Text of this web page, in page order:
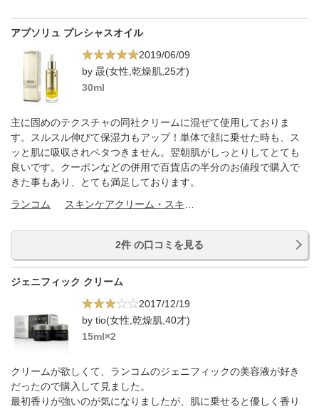
アプソリュ プレシャスオイル
2019/06/09
by 晸(女性,乾燥肌,25才)
30ml
主に固めのテクスチャの同社クリームに混ぜて使用しておりま
す。スルスル伸びて保湿力もアップ！単体で顔に乗せた時も、ス
ッと肌に吸収されベタつきません。翌朝肌がしっとりしてとても
良いです。クーポンなどの併用で百貨店の半分のお値段で購入で
きた事もあり、とても満足しております。
ランコム
2件 の口コミを見る
ジェニフィック クリーム
2017/12/19
by tio(女性,乾燥肌,40才)
15ml×2
クリームが欲しくて、ランコムのジェニフィックの美容液が好き
だったので購入して見ました。
最初香りが強いのが気になりましたが、肌に乗せると優しく香り